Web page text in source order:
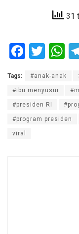
31
F
ce
b
o
T
tt
er
W
at
s
A
Tags: #anak-anak
#ibu menyusui
#presiden RI
#program presiden
viral